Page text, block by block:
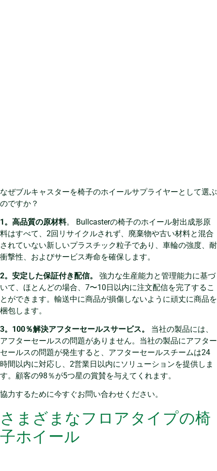
なぜブルキャスターを椅子のホイールサプライヤーとして選ぶ
のですか？
1。高品質の原材料。 Bullcasterの椅子のホイール射出成形原
料はすべて、2回リサイクルされず、廃棄物や古い材料と混合
されていない新しいプラスチック粒子であり、車輪の強度、耐
衝撃性、およびサービス寿命を確保します。
2。安定した保証付き配信。
強力な生産能力と管理能力に基づ
いて、ほとんどの場合、7〜10日以内に注文配信を完了するこ
とができます。輸送中に商品が損傷しないように頑丈に商品を
梱包します。
3。100％解決アフターセールスサービス。
当社の製品には、
アフターセールスの問題がありません。当社の製品にアフター
セールスの問題が発生すると、アフターセールスチームは24
時間以内に対応し、2営業日以内にソリューションを提供しま
す。顧客の98％が5つ星の賞賛を与えてくれます。
協力するために今すぐお問い合わせください。
さまざまなフロアタイプの椅
子ホイール